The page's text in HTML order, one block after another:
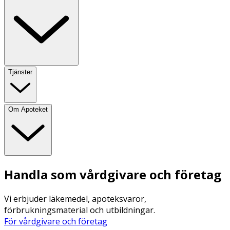
Tjänster
Om Apoteket
Handla som vårdgivare och företag
Vi erbjuder läkemedel, apoteksvaror,
förbrukningsmaterial och utbildningar.
För vårdgivare och företag